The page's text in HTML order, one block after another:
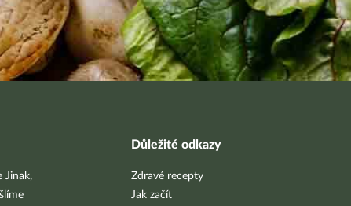
Jinak,
Důležité odkazy
Zdravé recepty
Jak začít